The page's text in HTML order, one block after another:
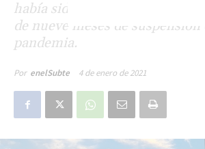
había sido restablecido en
de nueve meses de
pandemia.
Por enelSubte 4 de enero de 2021